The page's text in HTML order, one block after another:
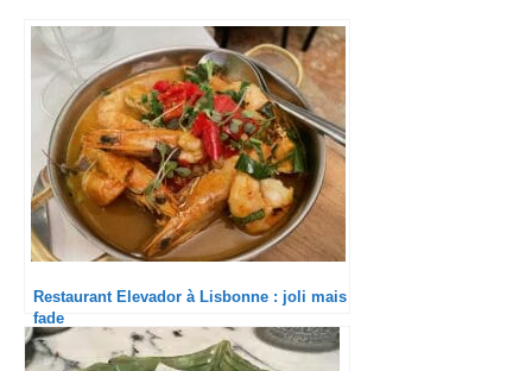
Restaurant Elevador à Lisbonne : joli mais
fade